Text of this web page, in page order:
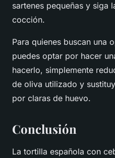
sartenes pequeñas y siga
cocción.
Para quienes buscan una
puedes optar por hacer
hacerlo, simplemente
de oliva utilizado y
por claras de huevo.
Conclusión
La tortilla española con